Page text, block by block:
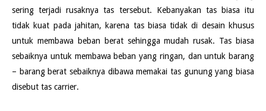
sering terjadi rusaknya tas tersebut. Kebanyakan tas biasa itu
tidak kuat pada jahitan, karena tas biasa tidak di desain khusus
untuk membawa beban berat sehingga mudah rusak. Tas biasa
sebaiknya untuk membawa beban yang ringan, dan untuk barang
– barang berat sebaiknya dibawa memakai tas gunung yang biasa
disebut tas carrier.